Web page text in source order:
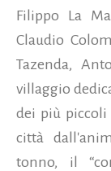
Filippo La
Claudio
Tazenda,
villaggio
dei più piccoli
città
tonno, il